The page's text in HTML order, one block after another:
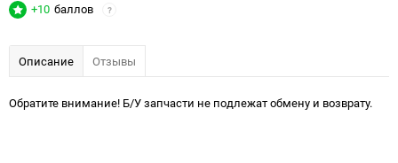
+10 баллов ?
Описание Отзывы
Обратите внимание! Б/У запчасти не подлежат обмену и возврату.